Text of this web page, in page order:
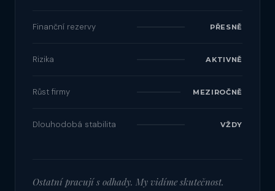
Finanční rezervy PŘESNĚ
Rizika AKTIVNĚ
Růst firmy MEZIROČNĚ
Dlouhodobá stabilita VŽDY
Ostatní pracují s odhady. My vidíme skutečnost.